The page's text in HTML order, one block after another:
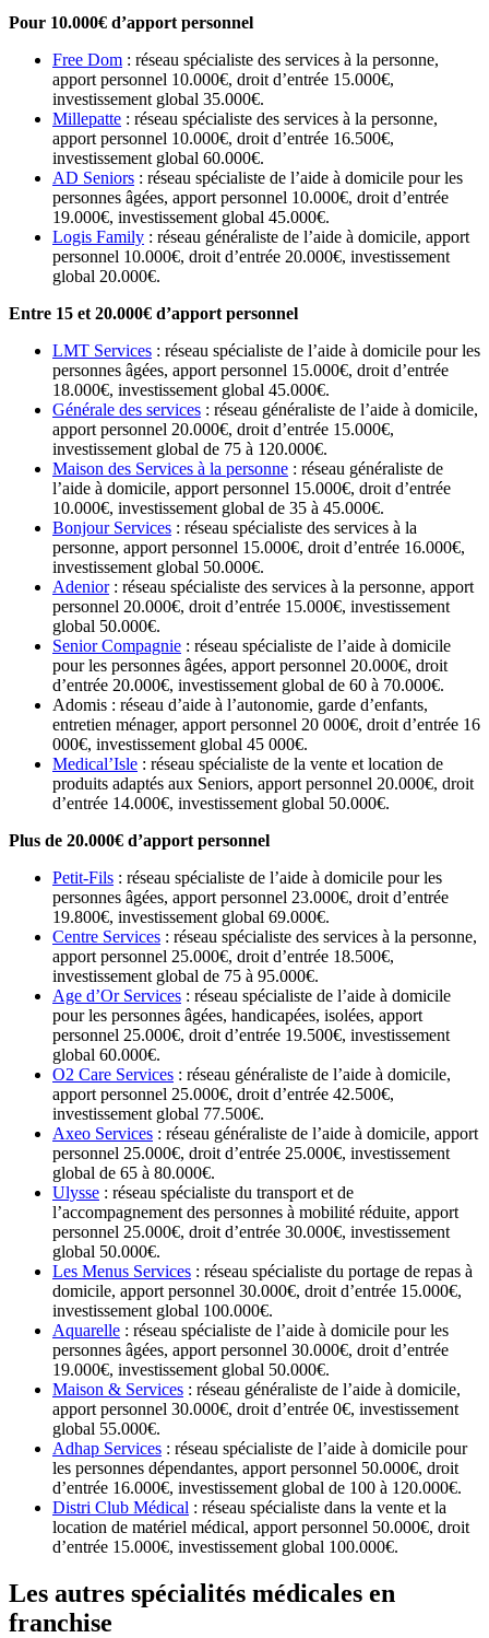
Pour 10.000€ d’apport personnel
Free Dom : réseau spécialiste des services à la personne,
apport personnel 10.000€, droit d’entrée 15.000€,
investissement global 35.000€.
Millepatte : réseau spécialiste des services à la personne,
apport personnel 10.000€, droit d’entrée 16.500€,
investissement global 60.000€.
AD Seniors : réseau spécialiste de l’aide à domicile pour les
personnes âgées, apport personnel 10.000€, droit d’entrée
19.000€, investissement global 45.000€.
Logis Family : réseau généraliste de l’aide à domicile, apport
personnel 10.000€, droit d’entrée 20.000€, investissement
global 20.000€.
Entre 15 et 20.000€ d’apport personnel
LMT Services : réseau spécialiste de l’aide à domicile pour les
personnes âgées, apport personnel 15.000€, droit d’entrée
18.000€, investissement global 45.000€.
Générale des services : réseau généraliste de l’aide à domicile,
apport personnel 20.000€, droit d’entrée 15.000€,
investissement global de 75 à 120.000€.
Maison des Services à la personne : réseau généraliste de
l’aide à domicile, apport personnel 15.000€, droit d’entrée
10.000€, investissement global de 35 à 45.000€.
Bonjour Services : réseau spécialiste des services à la
personne, apport personnel 15.000€, droit d’entrée 16.000€,
investissement global 50.000€.
Adenior: réseau spécialiste des services à la personne, apport
personnel 20.000€, droit d’entrée 15.000€, investissement
global 50.000€.
Senior Compagnie : réseau spécialiste de l’aide à domicile
pour les personnes âgées, apport personnel 20.000€, droit
d’entrée 20.000€, investissement global de 60 à 70.000€.
Adomis : réseau d’aide à l’autonomie, garde d’enfants,
entretien ménager, apport personnel 20 000€, droit d’entrée 16
000€, investissement global 45 000€.
Medical’Isle : réseau spécialiste de la vente et location de
produits adaptés aux Seniors, apport personnel 20.000€, droit
d’entrée 14.000€, investissement global 50.000€.
Plus de 20.000€ d’apport personnel
Petit-Fils : réseau spécialiste de l’aide à domicile pour les
personnes âgées, apport personnel 23.000€, droit d’entrée
19.800€, investissement global 69.000€.
Centre Services : réseau spécialiste des services à la personne,
apport personnel 25.000€, droit d’entrée 18.500€,
investissement global de 75 à 95.000€.
Age d’Or Services : réseau spécialiste de l’aide à domicile
pour les personnes âgées, handicapées, isolées, apport
personnel 25.000€, droit d’entrée 19.500€, investissement
global 60.000€.
O2 Care Services : réseau généraliste de l’aide à domicile,
apport personnel 25.000€, droit d’entrée 42.500€,
investissement global 77.500€.
Axeo Services : réseau généraliste de l’aide à domicile, apport
personnel 25.000€, droit d’entrée 25.000€, investissement
global de 65 à 80.000€.
Ulysse : réseau spécialiste du transport et de
l’accompagnement des personnes à mobilité réduite, apport
personnel 25.000€, droit d’entrée 30.000€, investissement
global 50.000€.
Les Menus Services : réseau spécialiste du portage de repas à
domicile, apport personnel 30.000€, droit d’entrée 15.000€,
investissement global 100.000€.
Aquarelle : réseau spécialiste de l’aide à domicile pour les
personnes âgées, apport personnel 30.000€, droit d’entrée
19.000€, investissement global 50.000€.
Maison & Services : réseau généraliste de l’aide à domicile,
apport personnel 30.000€, droit d’entrée 0€, investissement
global 55.000€.
Adhap Services : réseau spécialiste de l’aide à domicile pour
les personnes dépendantes, apport personnel 50.000€, droit
d’entrée 16.000€, investissement global de 100 à 120.000€.
Distri Club Médical : réseau spécialiste dans la vente et la
location de matériel médical, apport personnel 50.000€, droit
d’entrée 15.000€, investissement global 100.000€.
Les autres spécialités médicales en
franchise